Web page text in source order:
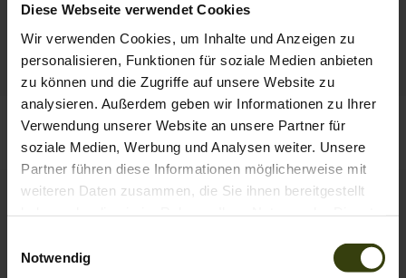
Diese Webseite verwendet Cookies
Wir verwenden Cookies, um Inhalte und Anzeigen zu
personalisieren, Funktionen für soziale Medien anbieten
zu können und die Zugriffe auf unsere Website zu
analysieren. Außerdem geben wir Informationen zu Ihrer
Verwendung unserer Website an unsere Partner für
soziale Medien, Werbung und Analysen weiter. Unsere
Partner führen diese Informationen möglicherweise mit
weiteren Daten zusammen, die Sie ihnen bereitgestellt
Notwendig
Chaser Hose
189.95 EUR
Hillside Kniebundhose
154.95 EUR